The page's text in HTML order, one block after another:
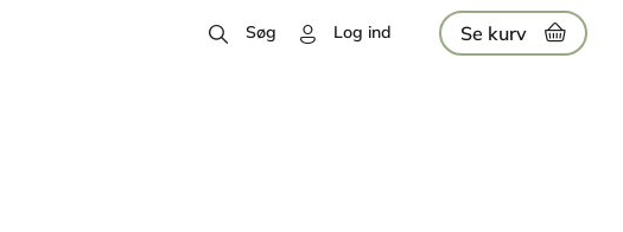
Søg Log ind Se kurv